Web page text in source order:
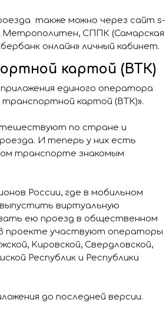
также можно через сайт s-
Метрополитен, СППК (Самарская
онлайн» личный кабинет.
картой (ВТК)
единого оператора
транспортной картой (ВТК)».
по стране и
И теперь у них есть
транспорте знакомым
России, где в мобильном
виртуальную
ею проезд в общественном
проекте участвуют операторы
Кировской, Свердловской,
Республик и Республики
до последней версии.